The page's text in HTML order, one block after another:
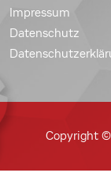
Impressum
Datenschutz
Copyright